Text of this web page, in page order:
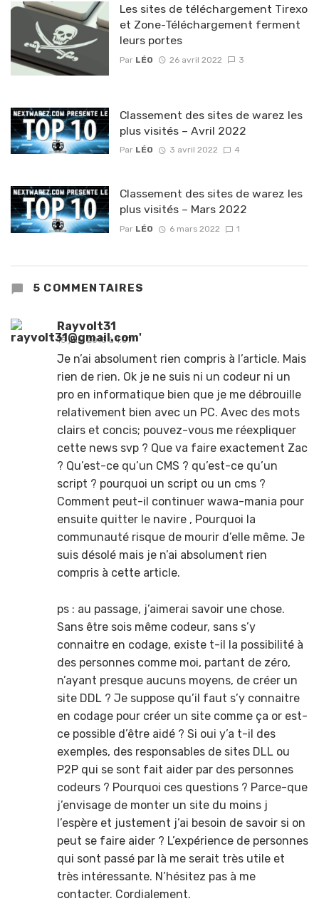
Les sites de téléchargement Tirexo
et Zone-Téléchargement ferment
leurs portes
Par LÉO 26 avril 2022 3
Classement des sites de warez les
plus visités – Avril 2022
Par LÉO 3 avril 2022 4
Classement des sites de warez les
plus visités – Mars 2022
Par LÉO 6 mars 2022 1
5 COMMENTAIRES
Rayvolt31
15 juin, 2015 à 1:07
Je n’ai absolument rien compris à l’article. Mais
rien de rien. Ok je ne suis ni un codeur ni un
pro en informatique bien que je me débrouille
relativement bien avec un PC. Avec des mots
clairs et concis; pouvez-vous me réexpliquer
cette news svp ? Que va faire exactement Zac
? Qu’est-ce qu’un CMS ? qu’est-ce qu’un
script ? pourquoi un script ou un cms ?
Comment peut-il continuer wawa-mania pour
ensuite quitter le navire , Pourquoi la
communauté risque de mourir d’elle même. Je
suis désolé mais je n’ai absolument rien
compris à cette article.
ps : au passage, j’aimerai savoir une chose.
Sans être sois même codeur, sans s’y
connaitre en codage, existe t-il la possibilité à
des personnes comme moi, partant de zéro,
n’ayant presque aucuns moyens, de créer un
site DDL ? Je suppose qu’il faut s’y connaitre
en codage pour créer un site comme ça or est-
ce possible d’être aidé ? Si oui y’a t-il des
exemples, des responsables de sites DLL ou
P2P qui se sont fait aider par des personnes
codeurs ? Pourquoi ces questions ? Parce-que
j’envisage de monter un site du moins j
l’espère et justement j’ai besoin de savoir si on
peut se faire aider ? L’expérience de personnes
qui sont passé par là me serait très utile et
très intéressante. N’hésitez pas à me
contacter. Cordialement.